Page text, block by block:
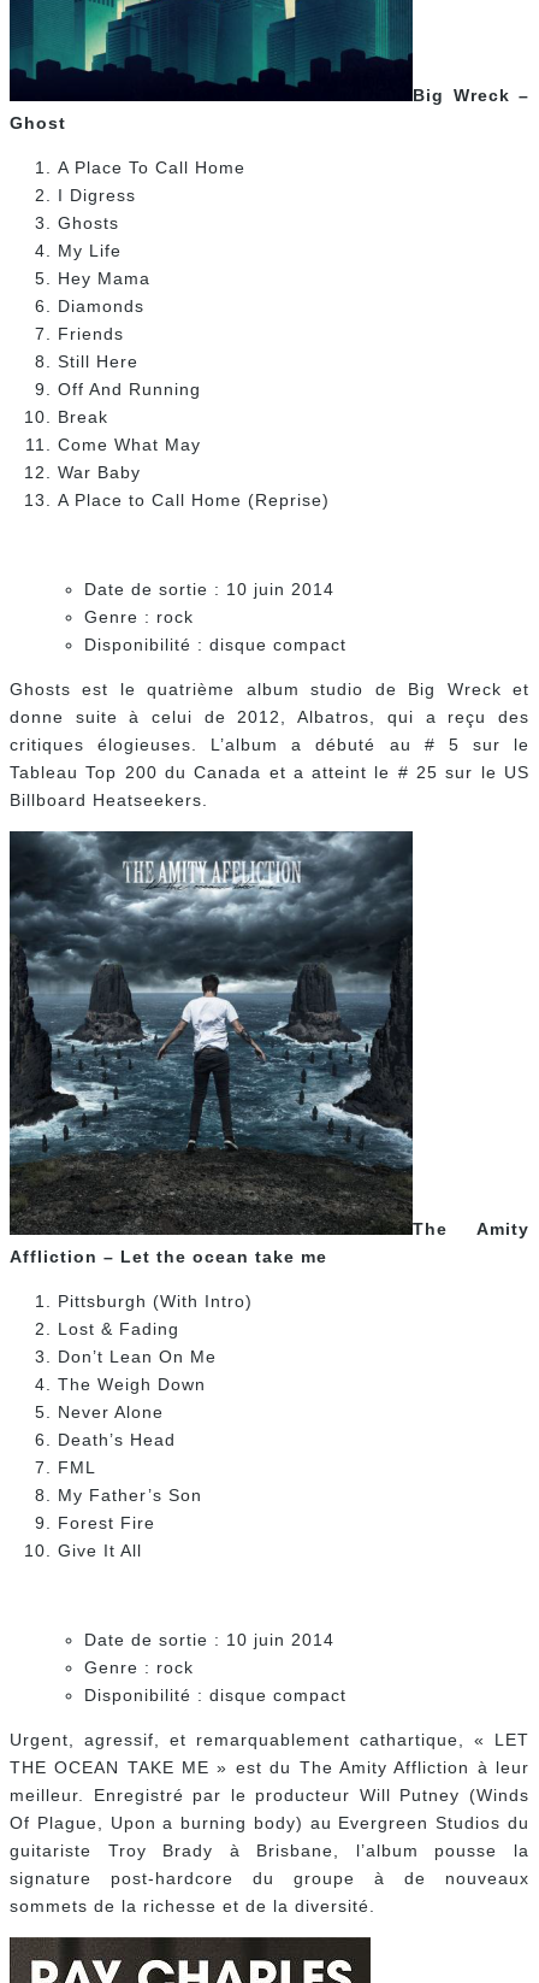
Big Wreck –
Ghost
A Place To Call Home
I Digress
Ghosts
My Life
Hey Mama
Diamonds
Friends
Still Here
Off And Running
Break
Come What May
War Baby
A Place to Call Home (Reprise)
Date de sortie : 10 juin 2014
Genre : rock
Disponibilité : disque compact
Ghosts est le quatrième album studio de Big Wreck et
donne suite à celui de 2012, Albatros, qui a reçu des
critiques élogieuses. L’album a débuté au # 5 sur le
Tableau Top 200 du Canada et a atteint le # 25 sur le US
Billboard Heatseekers.
The Amity
Affliction – Let the ocean take me
Pittsburgh (With Intro)
Lost & Fading
Don’t Lean On Me
The Weigh Down
Never Alone
Death’s Head
FML
My Father’s Son
Forest Fire
Give It All
Date de sortie : 10 juin 2014
Genre : rock
Disponibilité : disque compact
Urgent, agressif, et remarquablement cathartique, « LET
THE OCEAN TAKE ME » est du The Amity Affliction à leur
meilleur. Enregistré par le producteur Will Putney (Winds
Of Plague, Upon a burning body) au Evergreen Studios du
guitariste Troy Brady à Brisbane, l’album pousse la
signature post-hardcore du groupe à de nouveaux
sommets de la richesse et de la diversité.